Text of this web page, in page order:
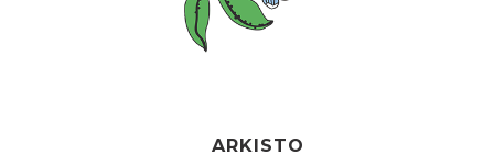
ARKISTO